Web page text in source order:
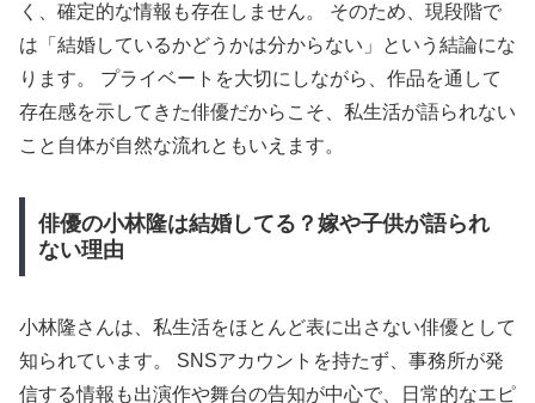
く、確定的な情報も存在しません。 そのため、現段階で
は「結婚しているかどうかは分からない」という結論にな
ります。 プライベートを大切にしながら、作品を通して
存在感を示してきた俳優だからこそ、私生活が語られない
こと自体が自然な流れともいえます。
俳優の小林隆は結婚してる？嫁や子供が語られ
ない理由
小林隆さんは、私生活をほとんど表に出さない俳優として
知られています。 SNSアカウントを持たず、事務所が発
信する情報も出演作や舞台の告知が中心で、日常的なエピ